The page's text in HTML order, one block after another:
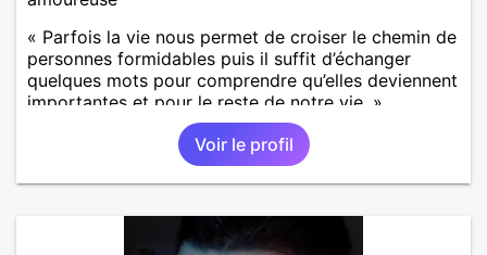
« Parfois la vie nous permet de croiser le chemin de
personnes formidables puis il suffit d’échanger
quelques mots pour comprendre qu’elles deviennent
importantes et pour le reste de notre vie. »
Voir le profil